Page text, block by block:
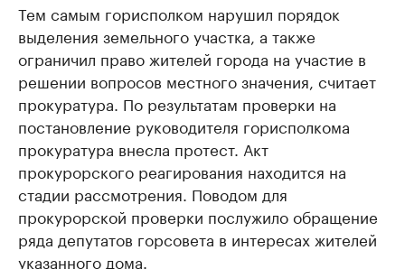
Тем самым горисполком нарушил порядок
выделения земельного участка, а также
ограничил право жителей города на участие в
решении вопросов местного значения, считает
прокуратура. По результатам проверки на
постановление руководителя горисполкома
прокуратура внесла протест. Акт
прокурорского реагирования находится на
стадии рассмотрения. Поводом для
прокурорской проверки послужило обращение
ряда депутатов горсовета в интересах жителей
указанного дома.